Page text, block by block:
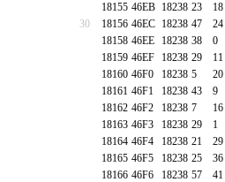
18155 46EB 18238 23 18
30
18156 46EC 18238 47 24
18158 46EE 18238 38 0
18159 46EF 18238 29 11
18160 46F0 18238 5 20
18161 46F1 18238 43 9
18162 46F2 18238 7 16
18163 46F3 18238 29 1
18164 46F4 18238 21 29
18165 46F5 18238 25 36
18166 46F6 18238 57 41